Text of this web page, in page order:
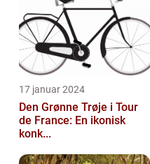
17 januar 2024
Den Grønne Trøje i Tour
de France: En ikonisk
konk...